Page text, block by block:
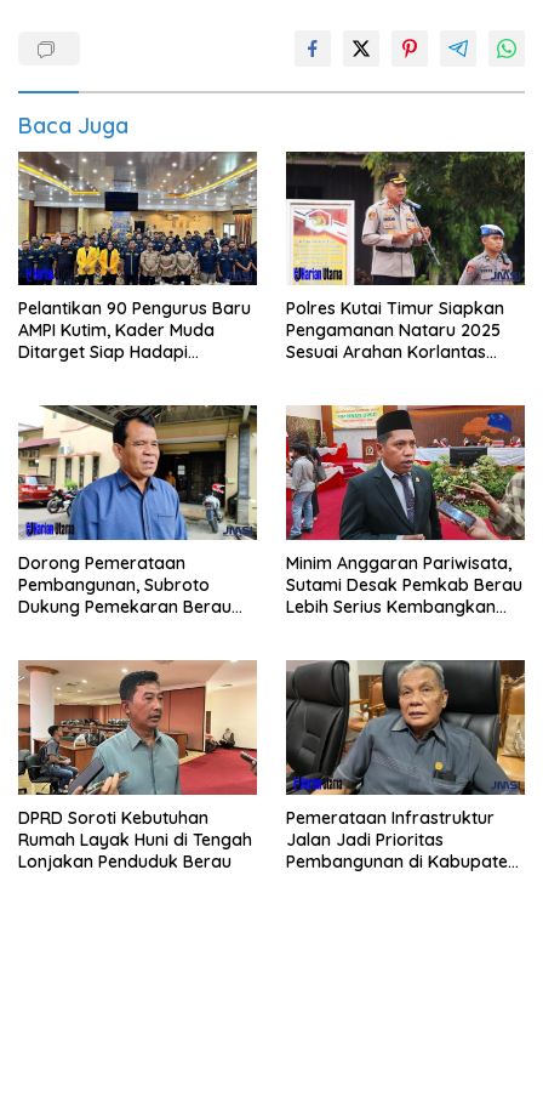
Baca Juga
Pelantikan 90 Pengurus Baru
AMPI Kutim, Kader Muda
Ditarget Siap Hadapi
Polres Kutai Timur Siapkan
Pengamanan Nataru 2025
Sesuai Arahan Korlantas
Dorong Pemerataan
Pembangunan, Subroto
Dukung Pemekaran Berau
Minim Anggaran Pariwisata,
Sutami Desak Pemkab Berau
Lebih Serius Kembangkan
DPRD Soroti Kebutuhan
Rumah Layak Huni di Tengah
Lonjakan Penduduk Berau
Pemerataan Infrastruktur
Jalan Jadi Prioritas
Pembangunan di Kabupaten